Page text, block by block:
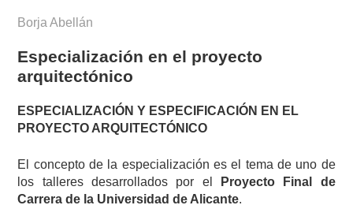
Borja Abellán
Especialización en el proyecto
arquitectónico
ESPECIALIZACIÓN Y ESPECIFICACIÓN EN EL
PROYECTO ARQUITECTÓNICO
El concepto de la especialización es el tema de uno de
los talleres desarrollados por el
Proyecto Final de
Carrera de la Universidad de Alicante.